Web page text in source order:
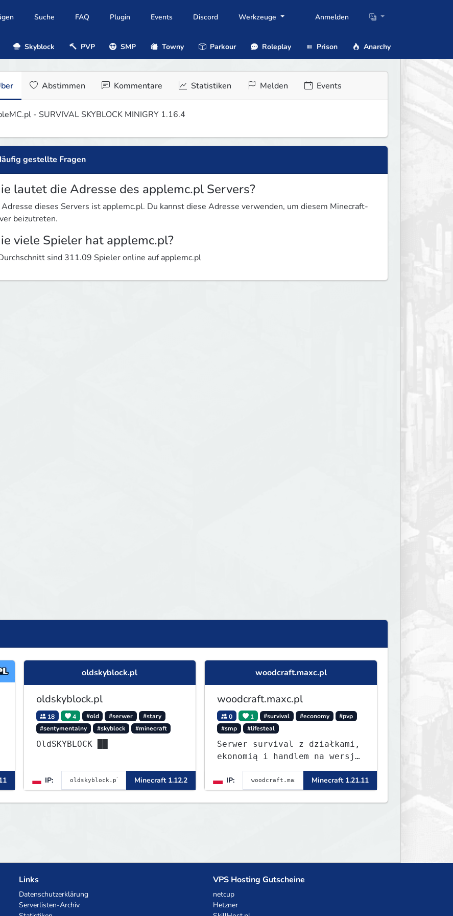
Suche FAQ Plugin Events Discord Werkzeuge Anmelden
Skyblock PVP SMP Towny Parkour Roleplay Prison Anarchy
Abstimmen Kommentare Statistiken Melden Events
- SURVIVAL SKYBLOCK MINIGRY 1.16.4
gestellte Fragen
lautet die Adresse des applemc.pl Servers?
dieses Servers ist applemc.pl. Du kannst diese Adresse verwenden, um diesem Minecraft-
beizutreten.
viele Spieler hat applemc.pl?
sind 311.09 Spieler online auf applemc.pl
oldskyblock.pl
oldskyblock.pl
18 4 #old #serwer
#stary
#sentymentalny
#skyblock #minecraft
OldSKYBLOCK ██
IP: Minecraft 1.12.2
woodcraft.maxc.pl
woodcraft.maxc.pl
0 1 #survival #economy
#pvp
#smp
#lifesteal
Serwer survival z działkami,
ekonomią i handlem na wersję
1.8 - 26.1.1. Rekru ON
IP:
Minecraft 1.21.11
Links
Datenschutzerklärung
Serverlisten-Archiv
VPS Hosting Gutscheine
netcup
Hetzner